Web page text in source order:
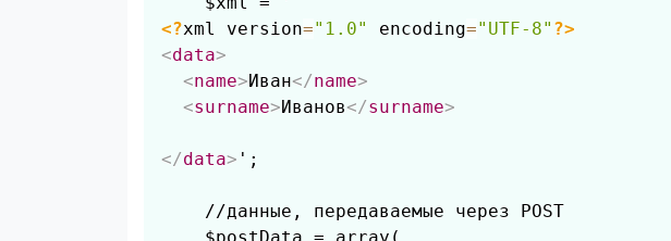
<?xml version="1.0" encoding="UTF-8" ?>
<data>
<name>Иван</name>
<surname>Иванов</surname>
</data> ';
    //данные, передаваемые через POST